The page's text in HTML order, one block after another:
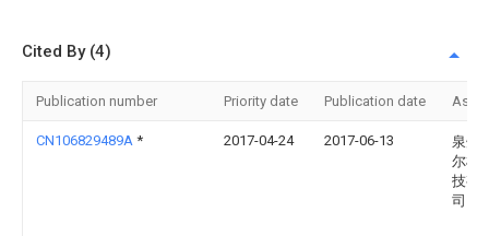
Cited By (4)
Publication number Priority date Publication date
CN106829489A * 2017-04-24 2017-06-13
泉州
尔机
技有
司